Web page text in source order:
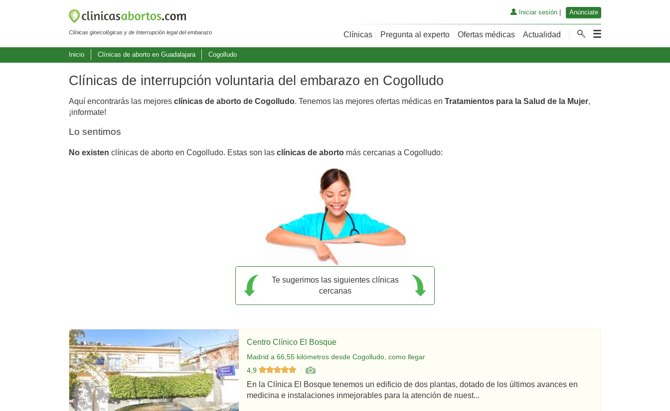
Clínicas ginecológicas y de Interrupción legal del embarazo
Iniciar sesión| Anúnciate
Clínicas Pregunta al experto Ofertas médicas Actualidad
Inicio Clínicas de aborto en Guadalajara Cogolludo
Clínicas de interrupción voluntaria del embarazo en Cogolludo
Aquí encontrarás las mejores clínicas de aborto de Cogolludo. Tenemos las mejores ofertas médicas en Tratamientos para la Salud de la Mujer,
¡informate!
Lo sentimos
No existen clínicas de aborto en Cogolludo. Estas son las clínicas de aborto más cercanas a Cogolludo:
Te sugerimos las siguientes clínicas
cercanas
Centro Clínico El Bosque
Madrid a 66,55 kilómetros desde Cogolludo, como llegar
4,9
En la Clínica El Bosque tenemos un edificio de dos plantas, dotado de los últimos avances en
medicina e instalaciones inmejorables para la atención de nuest...